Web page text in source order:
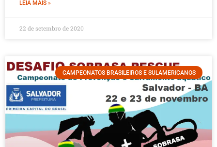
LEIA MAIS »
22 de setembro de 2020
CAMPEONATOS BRASILEIROS E SULAMERICANOS